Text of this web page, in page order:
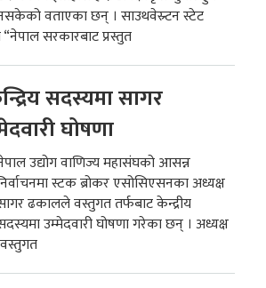
वताएका छन् । साउथवेस्र्टन स्टेट
सरकारबाट प्रस्तुत
सदस्यमा सागर
घोषणा
उद्योग वाणिज्य महासंघको आसन्न
स्टक ब्रोकर एसोसिएसनका अध्यक्ष
ढकालले वस्तुगत तर्फबाट केन्द्रीय
उम्मेदवारी घोषणा गरेका छन् । अध्यक्ष